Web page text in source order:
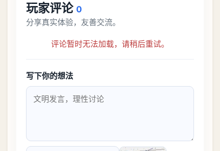
玩家评论 0
分享真实体验，友善交流。
评论暂时无法加载，请稍后重试。
写下你的想法